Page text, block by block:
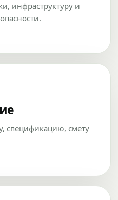
инфраструктуру и
спецификацию, смету